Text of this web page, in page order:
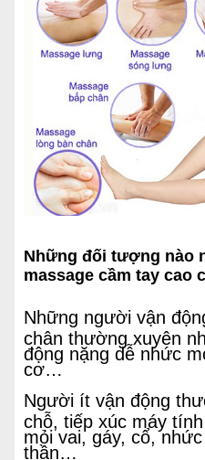
Những đối tượng nào
massage cầm tay cao
Những người vận
chân thường xuyên
động nặng dễ nhức
cơ…
Người ít vận động
chỗ, tiếp xúc máy
mỏi vai, gáy, cổ,
thần…